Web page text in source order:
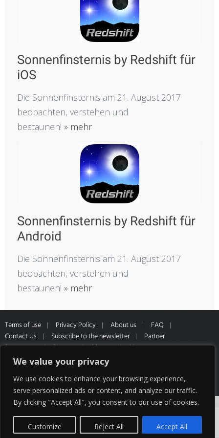
We value your privacy
We use cookies to enhance your browsing experience,
serve personalized ads or content, and analyze our traffic.
By clicking "Accept All", you consent to our use of cookies.
Customize Reject All Accept All
Sonnenfinsternis by Redshift für
iOS
Die Sonnenfinsternis am 21. August 2017
beobachten, verstehen und
bestaunen! » mehr
Sonnenfinsternis by Redshift für
Android
Die Sonnenfinsternis am 21. August 2017
beobachten, verstehen und
bestaunen! » mehr
Terms of use Privacy Policy About us
FAQ
Contact Us
Subscribe to the newsletter
Partner
Programme
Partners Sitemap
Muster
Widerrufsformular
*All prices inclusive of VAT and Shipping
cost of our partner HQ media
Cookies help us deliver our services. By using
our services, you agree to our use of
cookies.
Got it